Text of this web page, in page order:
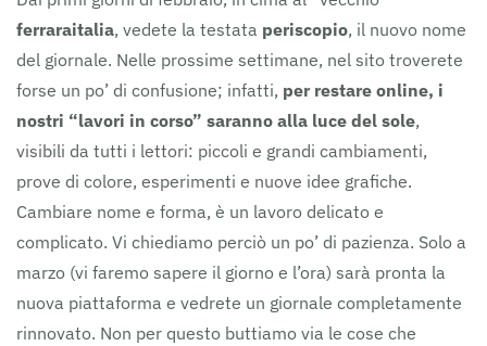
ferraraitalia, vedete la testata periscopio, il nuovo nome
del giornale. Nelle prossime settimane, nel sito troverete
forse un po’ di confusione; infatti, per restare online, i
nostri “lavori in corso” saranno alla luce del sole,
visibili da tutti i lettori: piccoli e grandi cambiamenti,
prove di colore, esperimenti e nuove idee grafiche.
Cambiare nome e forma, è un lavoro delicato e
complicato. Vi chiediamo perciò un po’ di pazienza. Solo a
marzo (vi faremo sapere il giorno e l’ora) sarà pronta la
nuova piattaforma e vedrete un giornale completamente
rinnovato. Non per questo buttiamo via le cose che